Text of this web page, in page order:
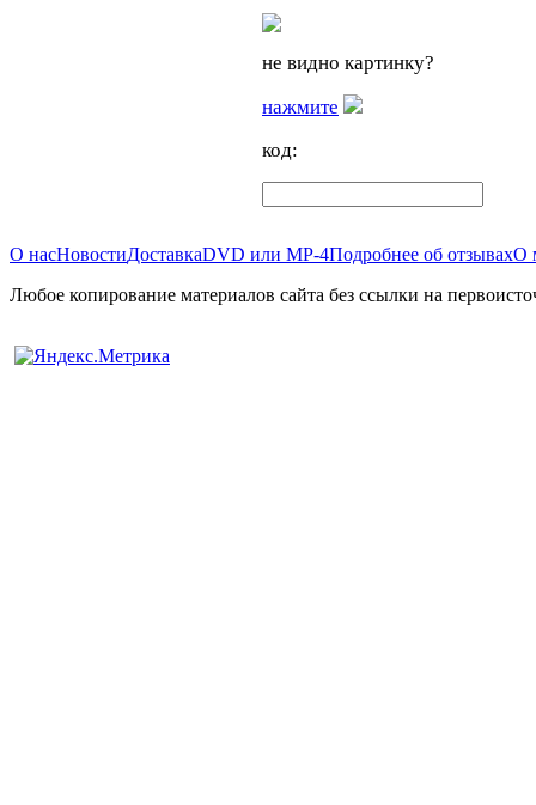
не видно картинку?
нажмите
код:
О насНовостиДоставкаDVD или MP-4Подробнее об отзывахО
Любое копирование материалов сайта без ссылки на